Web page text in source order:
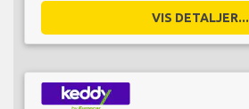
VIS DETALJER...